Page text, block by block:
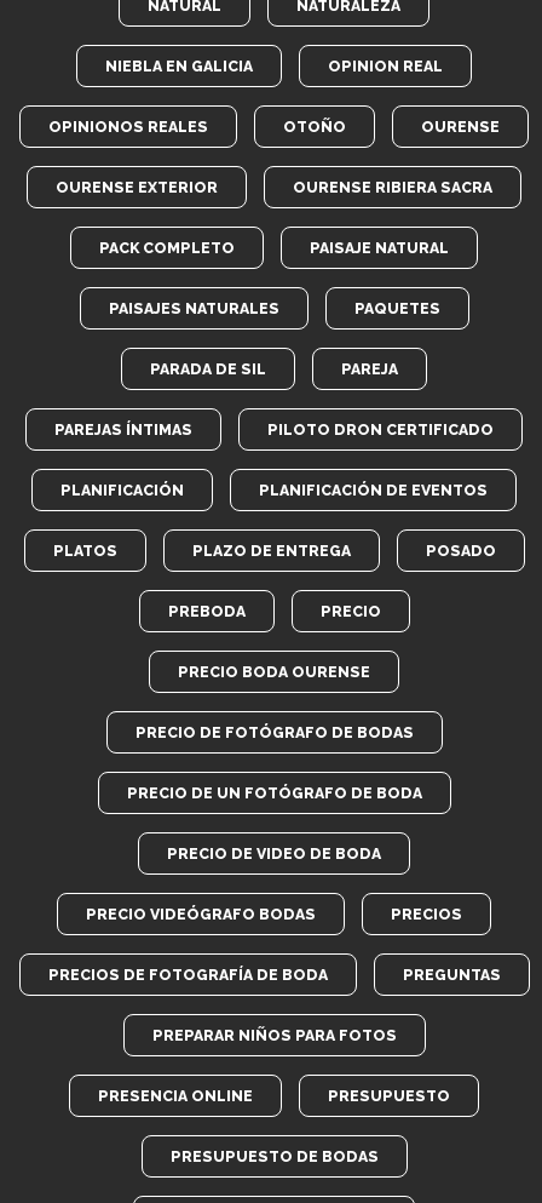
NATURAL NATURALEZA
NIEBLA EN GALICIA OPINION REAL
OPINIONOS REALES OTOÑO OURENSE
OURENSE EXTERIOR OURENSE RIBIERA SACRA
PACK COMPLETO PAISAJE NATURAL
PAISAJES NATURALES PAQUETES
PARADA DE SIL PAREJA
PAREJAS ÍNTIMAS PILOTO DRON CERTIFICADO
PLANIFICACIÓN PLANIFICACIÓN DE EVENTOS
PLATOS PLAZO DE ENTREGA POSADO
PREBODA PRECIO
PRECIO BODA OURENSE
PRECIO DE FOTÓGRAFO DE BODAS
PRECIO DE UN FOTÓGRAFO DE BODA
PRECIO DE VIDEO DE BODA
PRECIO VIDEÓGRAFO BODAS PRECIOS
PRECIOS DE FOTOGRAFÍA DE BODA PREGUNTAS
PREPARAR NIÑOS PARA FOTOS
PRESENCIA ONLINE PRESUPUESTO
PRESUPUESTO DE BODAS